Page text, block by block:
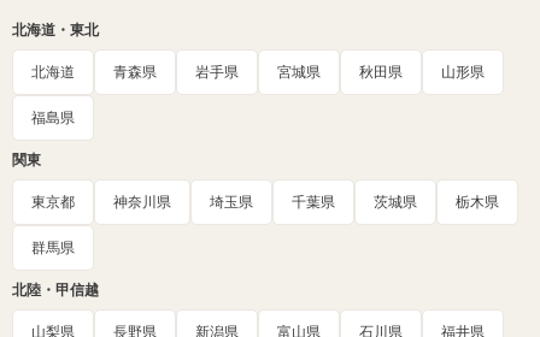
北海道・東北
北海道 青森県 岩手県 宮城県 秋田県 山形県
福島県
関東
東京都 神奈川県 埼玉県 千葉県 茨城県 栃木県
群馬県
北陸・甲信越
山梨県 長野県 新潟県 富山県 石川県 福井県